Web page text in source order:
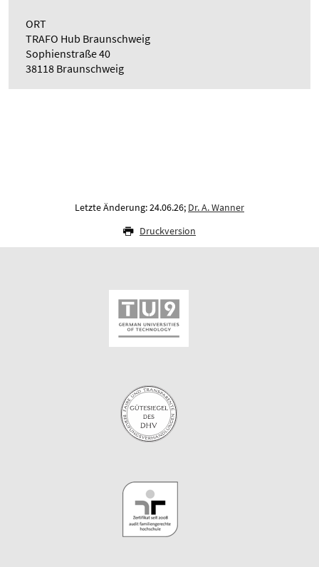
ORT
TRAFO Hub Braunschweig
Sophienstraße 40
38118 Braunschweig
Letzte Änderung: 24.06.26; Dr. A. Wanner
Druckversion